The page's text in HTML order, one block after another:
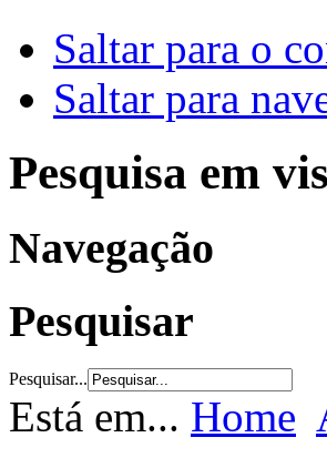
Saltar para o
Saltar para
Pesquisa em
Navegação
Pesquisar
Pesquisar...
Está em... Home